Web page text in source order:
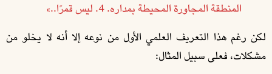
المنطقة المجاورة المحيطة بمداره. 4. ليس قمرًا..»
لكن رغم هذا التعريف العلمي الأول من نوعه إلا أنه لا يخلو من
مشكلات، فعلى سبيل المثال: